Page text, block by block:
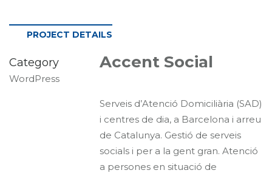
PROJECT DETAILS
Category
WordPress
Accent Social
Serveis d’Atenció Domiciliària (SAD)
i centres de dia, a Barcelona i arreu
de Catalunya. Gestió de serveis
socials i per a la gent gran. Atenció
a persones en situació de